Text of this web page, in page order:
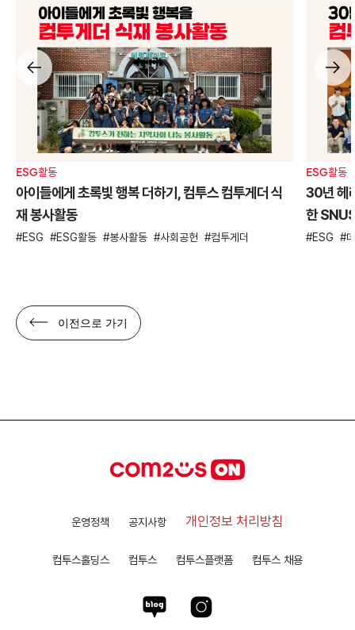
ESG활동
아이들에게 초록빛 행복 더하기, 컴투스 컴투게더 식
재 봉사활동
ESG ESG활동 봉사활동 사회공헌 컴투게더
ESG활동
30년 헤
한
ESG
이전으로 가기
운영정책 공지사항 개인정보 처리방침
컴투스홀딩스 컴투스 컴투스플랫폼 컴투스 채용